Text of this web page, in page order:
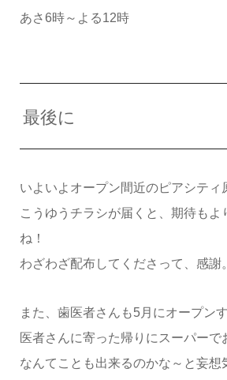
あさ6時～よる12時
最後に
いよいよオープン間近のピアシティ
こうゆうチラシが届くと、期待もよ
ね！
わざわざ配布してくださって、感謝。
また、歯医者さんも5月にオープン
医者さんに寄った帰りにスーパーで
なんてことも出来るのかな～と妄想